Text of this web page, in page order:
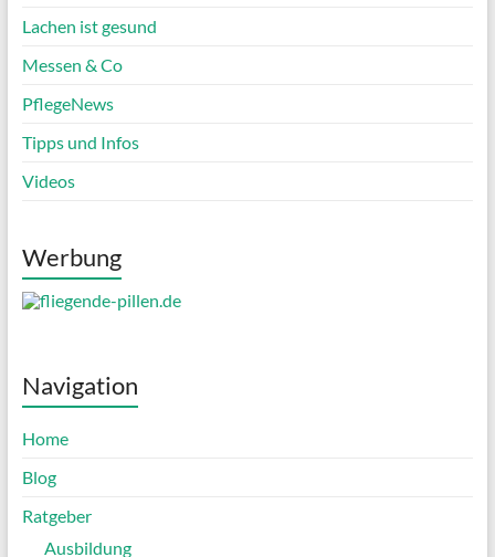
Lachen ist gesund
Messen & Co
PflegeNews
Tipps und Infos
Videos
Werbung
Navigation
Home
Blog
Ratgeber
Ausbildung